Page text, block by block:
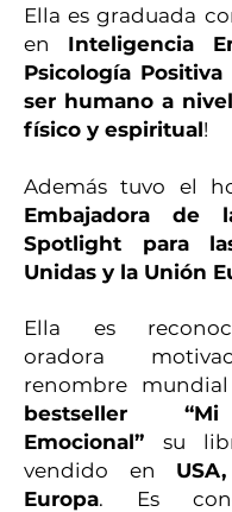
Ella es graduada
en Inteligencia
Psicología
ser humano a
físico y espiritual!
Además tuvo el
Embajadora de
Spotlight para
Unidas y la Unión
Ella es
oradora
renombre
bestseller
Emocional” su
vendido en
Europa. Es